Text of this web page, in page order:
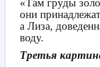
«Там груды
они
а Лиза,
воду.
Третья